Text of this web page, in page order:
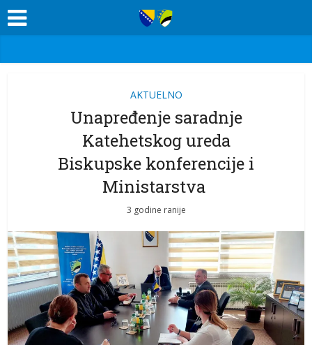
AKTUELNO
Unapređenje saradnje
Katehetskog ureda
Biskupske konferencije i
Ministarstva
3 godine ranije